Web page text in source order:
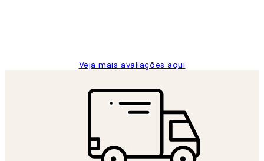
Veja mais avaliações aqui